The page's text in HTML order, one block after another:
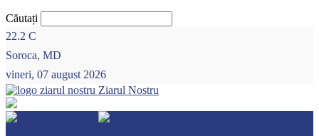
Căutați
22.2 C
Soroca, MD
vineri, 07 august 2026
Ziarul Nostru